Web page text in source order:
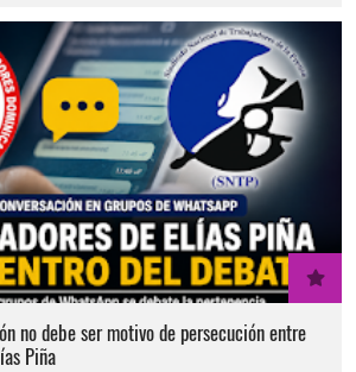
no debe ser motivo de persecución entre
Piña